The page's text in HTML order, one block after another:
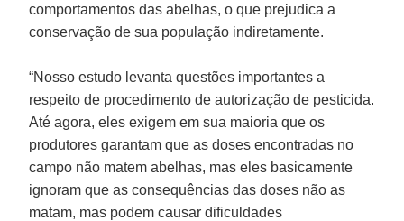
comportamentos das abelhas, o que prejudica a
conservação de sua população indiretamente.
“Nosso estudo levanta questões importantes a
respeito de procedimento de autorização de pesticida.
Até agora, eles exigem em sua maioria que os
produtores garantam que as doses encontradas no
campo não matem abelhas, mas eles basicamente
ignoram que as consequências das doses não as
matam, mas podem causar dificuldades